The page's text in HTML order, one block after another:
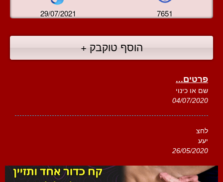
29/07/2021 7651
הוסף טוקבק +
פרטים...
שם או כינוי
04/07/2020
לחצ
יעע
26/05/2020